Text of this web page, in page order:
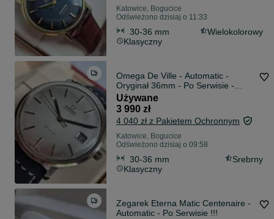
Katowice, Bogucice
Odświeżono dzisiaj o 11:33
30-36 mm
Wielokolorowy
Klasyczny
Omega De Ville - Automatic -
Oryginał 36mm - Po Serwisie -
Gwarancja !
Używane
3 990 zł
4 040 zł z Pakietem Ochronnym
Katowice, Bogucice
Odświeżono dzisiaj o 09:58
30-36 mm
Srebrny
Klasyczny
Zegarek Eterna Matic Centenaire -
Automatic - Po Serwisie !!!